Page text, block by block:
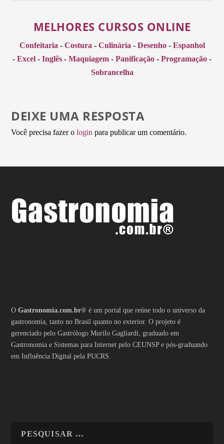
MELHORES CURSOS ONLINE
Confeitaria - Costura - Culinária - Desenho- Espanhol
- Excel - Inglês - Maquiagem - Panificação - Programação -
Sobrancelha
DEIXE UMA RESPOSTA
Você precisa fazer ologin para publicar um comentário.
OGastronomia.com.br® é um portal que reúne todo o universo da
gastronomia, tanto no Brasil quanto no exterior. O projeto é
gerenciado pelo Gastrólogo Murilo Gagliardi, graduado em
Gastronomia e Sistemas para Internet pelo CEUNSP e pós-graduando
em Influência Digital pela PUCRS.